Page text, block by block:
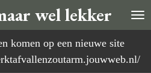
wel lekker
komen op een nieuwe site